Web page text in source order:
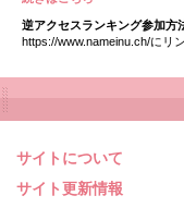
逆アクセスランキング参加方
https://www.nameinu.ch/にリ
サイトについて
サイト更新情報